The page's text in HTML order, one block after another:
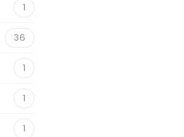
1
36
1
1
1